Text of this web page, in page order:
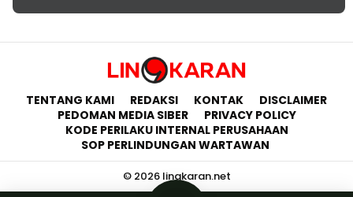
TENTANG KAMI REDAKSI KONTAK
DISCLAIMER
PEDOMAN MEDIA SIBER
PRIVACY POLICY
KODE PERILAKU INTERNAL PERUSAHAAN
SOP PERLINDUNGAN WARTAWAN
© 2026 lingkaran.net